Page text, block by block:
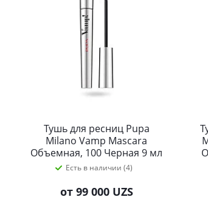
Тушь для ресниц Pupa
Milano Vamp Mascara
Объемная, 100 Черная 9 мл
Есть в наличии (4)
от 99 000 UZS